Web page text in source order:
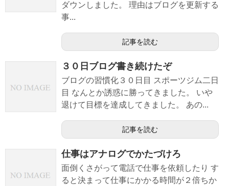
ダウンしました。 理由はブログを更新する
事...
記事を読む
３０日ブログ書き続けたぞ
ブログの習慣化３０日目 スポーツジム二日
目 なんとか誘惑に勝ってきました。 いや
退けて目標を達成してきました。 あの...
記事を読む
仕事はアナログでかたづけろ
面倒くさがって電話で仕事を依頼したり す
ると決まって仕事にかかる時間が２倍ちか